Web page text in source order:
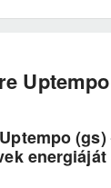
(gs)